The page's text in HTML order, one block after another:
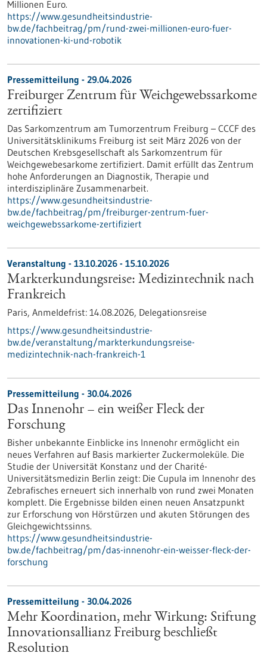
Millionen Euro.
https://www.gesundheitsindustrie-
bw.de/fachbeitrag/pm/rund-zwei-millionen-euro-fuer-
innovationen-ki-und-robotik
Pressemitteilung - 29.04.2026
Freiburger Zentrum für Weichgewebssarkome
zertifiziert
Das Sarkomzentrum am Tumorzentrum Freiburg – CCCF des
Universitätsklinikums Freiburg ist seit März 2026 von der
Deutschen Krebsgesellschaft als Sarkomzentrum für
Weichgewebesarkome zertifiziert. Damit erfüllt das Zentrum
hohe Anforderungen an Diagnostik, Therapie und
interdisziplinäre Zusammenarbeit.
https://www.gesundheitsindustrie-
bw.de/fachbeitrag/pm/freiburger-zentrum-fuer-
weichgewebssarkome-zertifiziert
Veranstaltung - 13.10.2026 - 15.10.2026
Markterkundungsreise: Medizintechnik nach
Frankreich
Paris, Anmeldefrist: 14.08.2026, Delegationsreise
https://www.gesundheitsindustrie-
bw.de/veranstaltung/markterkundungsreise-
medizintechnik-nach-frankreich-1
Pressemitteilung - 30.04.2026
Das Innenohr – ein weißer Fleck der
Forschung
Bisher unbekannte Einblicke ins Innenohr ermöglicht ein
neues Verfahren auf Basis markierter Zuckermoleküle. Die
Studie der Universität Konstanz und der Charité-
Universitätsmedizin Berlin zeigt: Die Cupula im Innenohr des
Zebrafisches erneuert sich innerhalb von rund zwei Monaten
komplett. Die Ergebnisse bilden einen neuen Ansatzpunkt
zur Erforschung von Hörstürzen und akuten Störungen des
Gleichgewichtssinns.
https://www.gesundheitsindustrie-
bw.de/fachbeitrag/pm/das-innenohr-ein-weisser-fleck-der-
forschung
Pressemitteilung - 30.04.2026
Mehr Koordination, mehr Wirkung: Stiftung
Innovationsallianz Freiburg beschließt
Resolution